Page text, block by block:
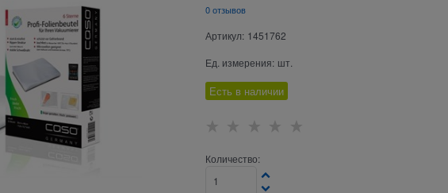
0 отзывов
Артикул: 1451762
Ед. измерения: шт.
Есть в наличии
Количество: